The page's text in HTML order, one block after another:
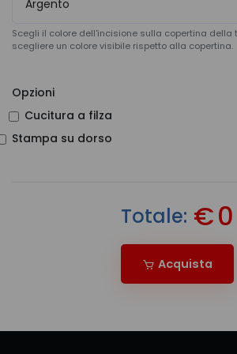
Scegli il colore dell'incisione sulla copertina della
scegliere un colore visibile rispetto alla copertina.
Opzioni
Cucitura a filza
Stampa su dorso
Totale: €0
Acquista